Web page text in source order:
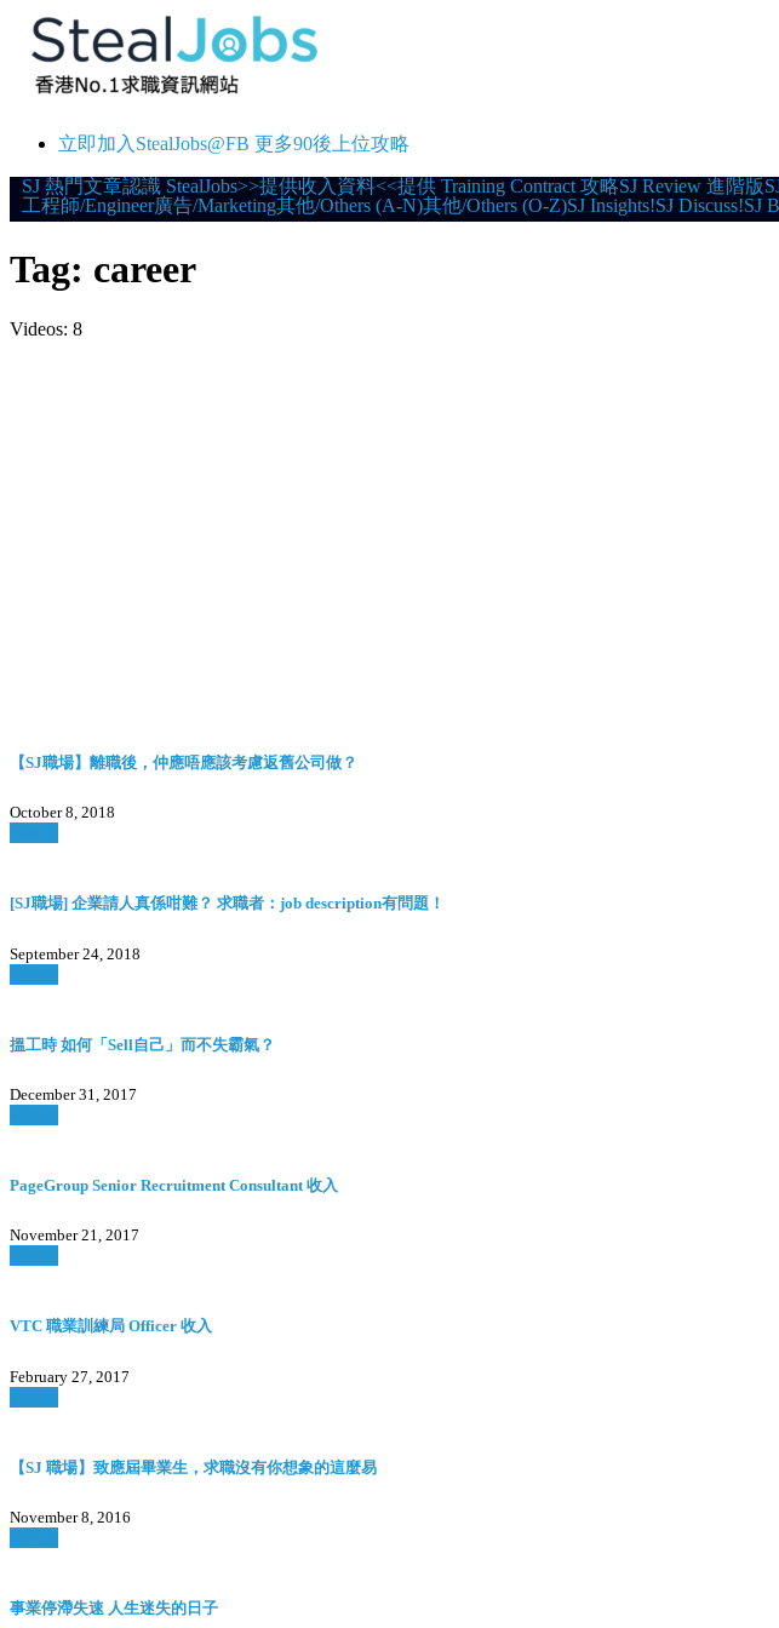
立即加入StealJobs@FB 更多90後上位攻略
Skip
to
SJ 熱門文章認識 StealJobs>>提供收入資料<<提供 Training Contract 攻略SJ Review 進階版
工程師/Engineer廣告/Marketing其他/Others (A-N)其他/Others (O-Z)SJ Insights!SJ Discuss!SJ
Tag: career
Videos: 8
【SJ職場】離職後，仲應唔應該考慮返舊公司做？
October 8, 2018
[SJ職場] 企業請人真係咁難？ 求職者：job description有問題！
September 24, 2018
搵工時 如何「Sell自己」而不失霸氣？
December 31, 2017
PageGroup Senior Recruitment Consultant 收入
November 21, 2017
VTC 職業訓練局 Officer 收入
February 27, 2017
【SJ 職場】致應屆畢業生，求職沒有你想象的這麼易
November 8, 2016
事業停滯失速 人生迷失的日子